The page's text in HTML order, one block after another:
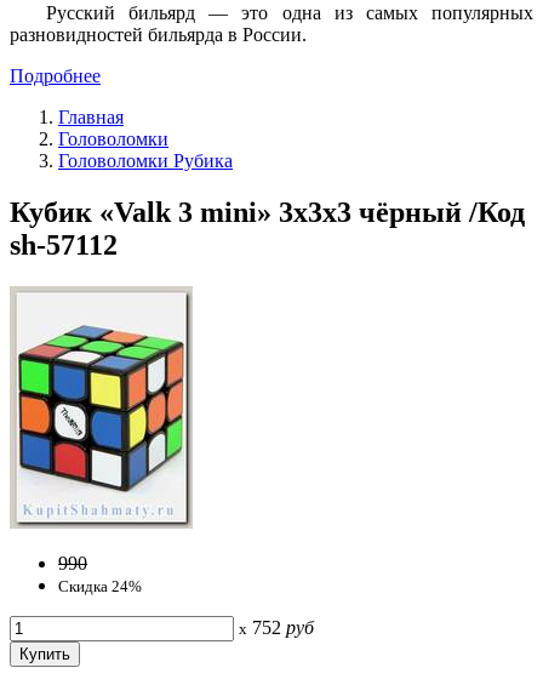
Русский бильярд — это одна из самых популярных
разновидностей бильярда в России.
Подробнее
Главная
Головоломки
Головоломки Рубика
Кубик «Valk 3 mini» 3x3x3 чёрный /Код
sh-57112
990
Скидка 24%
x 752 руб